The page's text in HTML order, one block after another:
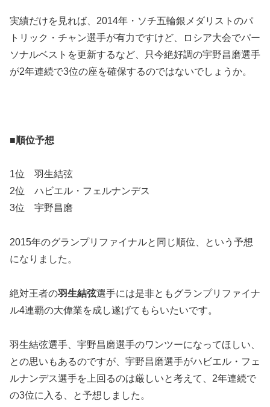
実績だけを見れば、2014年・ソチ五輪銀メダリストのパ
トリック・チャン選手が有力ですけど、ロシア大会でパー
ソナルベストを更新するなど、只今絶好調の宇野昌磨選手
が2年連続で3位の座を確保するのではないでしょうか。
■順位予想
1位 羽生結弦
2位 ハビエル・フェルナンデス
3位 宇野昌磨
2015年のグランプリファイナルと同じ順位、という予想
になりました。
絶対王者の羽生結弦選手には是非ともグランプリファイナ
ル4連覇の大偉業を成し遂げてもらいたいです。
羽生結弦選手、宇野昌磨選手のワンツーになってほしい、
との思いもあるのですが、宇野昌磨選手がハビエル・フェ
ルナンデス選手を上回るのは厳しいと考えて、2年連続で
の3位に入る、と予想しました。